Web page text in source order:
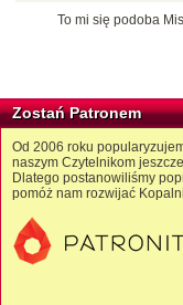
To mi się podoba
Zostań Patronem
Od 2006 roku
naszym Czytelnikom
Dlatego postanowiliśmy
pomóż nam rozwijać